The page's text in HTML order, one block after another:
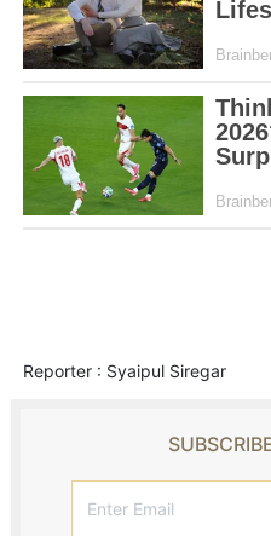
Reporter : Syaipul Siregar